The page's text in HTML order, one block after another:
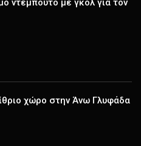
ντεμπούτο με γκολ για τον
χώρο στην Άνω Γλυφάδα